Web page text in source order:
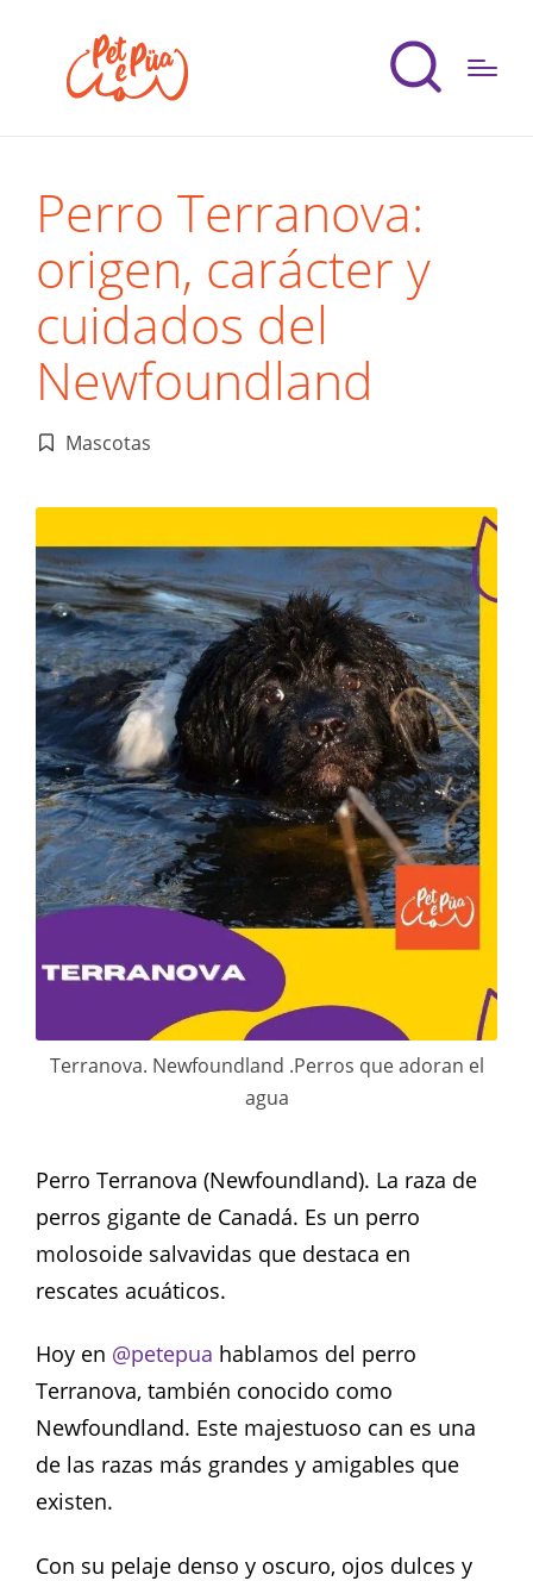
Perro Terranova:
origen, carácter y
cuidados del
Newfoundland
Publicado
Mascotas
Terranova. Newfoundland .Perros que adoran el
agua
Perro Terranova (Newfoundland). La raza de
perros gigante de Canadá. Es un perro
molosoide salvavidas que destaca en
rescates acuáticos.
Hoy en @petepua hablamos del perro
Terranova, también conocido como
Newfoundland. Este majestuoso can es una
de las razas más grandes y amigables que
existen.
Con su pelaje denso y oscuro, ojos dulces y